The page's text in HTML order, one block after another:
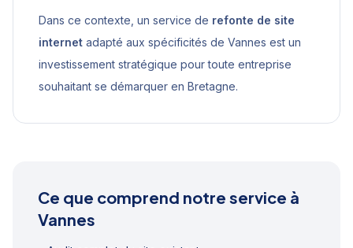
Dans ce contexte, un service de refonte de site
internet adapté aux spécificités de Vannes est un
investissement stratégique pour toute entreprise
souhaitant se démarquer en Bretagne.
Ce que comprend notre service à
Vannes